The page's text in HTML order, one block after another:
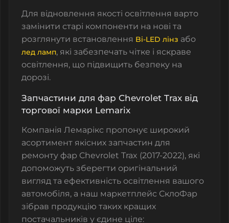
Для відновлення якості освітлення варто
замінити старі компоненти на нові та
розглянути встановлення Bi-LED лінз або
лед ламп, які забезпечать чітке і яскраве
освітлення, що підвищить безпеку на
дорозі.
Запчастини для фар Chevrolet Trax від
торгової марки Lemarix
Компанія Лемарікс пропонує широкий
асортимент якісних запчастин для
ремонту фар Chevrolet Trax (2017-2022), які
допоможуть зберегти оригінальний
вигляд та ефективність освітлення вашого
автомобіля, а наш маркетплейс СклоФар
зібрав продукцію таких кращих
постачальників у єдине ціле: